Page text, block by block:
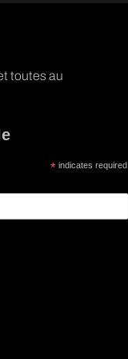
toutes au
*indicates required